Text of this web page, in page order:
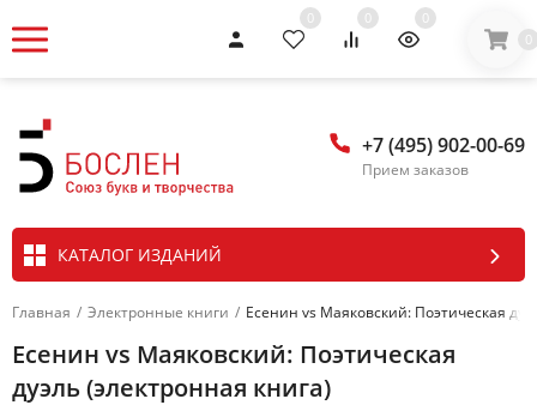
0 0
0
0
+7 (495) 902-00-69
Прием заказов
КАТАЛОГ ИЗДАНИЙ
Главная / Электронные книги / Есенин vs Маяковский: Поэтическая
Есенин vs Маяковский: Поэтическая
дуэль (электронная книга)